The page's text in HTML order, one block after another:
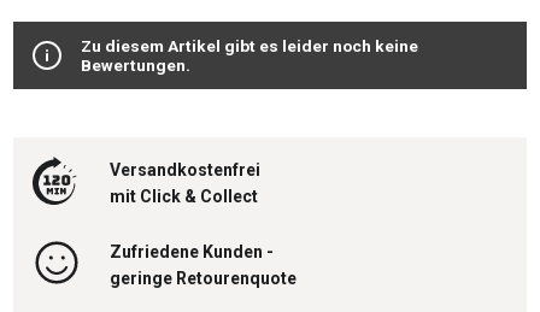
Zu diesem Artikel gibt es leider noch keine
Bewertungen.
Versandkostenfrei
mit Click & Collect
Zufriedene Kunden -
geringe Retourenquote